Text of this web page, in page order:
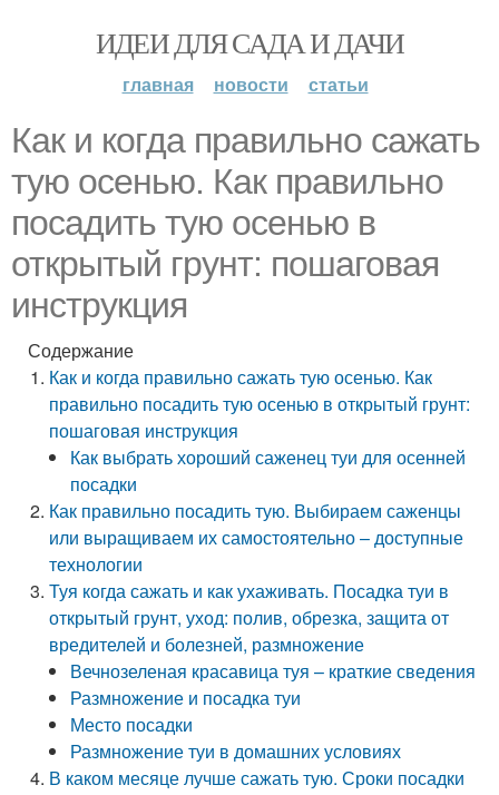
ИДЕИ ДЛЯ САДА И ДАЧИ
главная новости статьи
Как и когда правильно сажать
тую осенью. Как правильно
посадить тую осенью в
открытый грунт: пошаговая
инструкция
Содержание
Как и когда правильно сажать тую осенью. Как
правильно посадить тую осенью в открытый грунт:
пошаговая инструкция
Как выбрать хороший саженец туи для осенней
посадки
Как правильно посадить тую. Выбираем саженцы
или выращиваем их самостоятельно – доступные
технологии
Туя когда сажать и как ухаживать. Посадка туи в
открытый грунт, уход: полив, обрезка, защита от
вредителей и болезней, размножение
Вечнозеленая красавица туя – краткие сведения
Размножение и посадка туи
Место посадки
Размножение туи в домашних условиях
В каком месяце лучше сажать тую. Сроки посадки